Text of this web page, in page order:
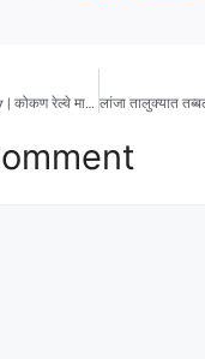
Konkan Railway | कोकण रेल्वे मार्गावर आठवड्यातून तीन दिवस चालणारी समर स्पेशल उद्यापासून धावणार!